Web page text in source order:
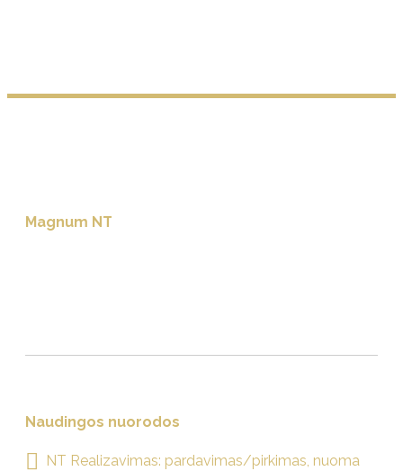
Magnum NT
Naudingos nuorodos
NT Realizavimas: pardavimas/pirkimas, nuoma